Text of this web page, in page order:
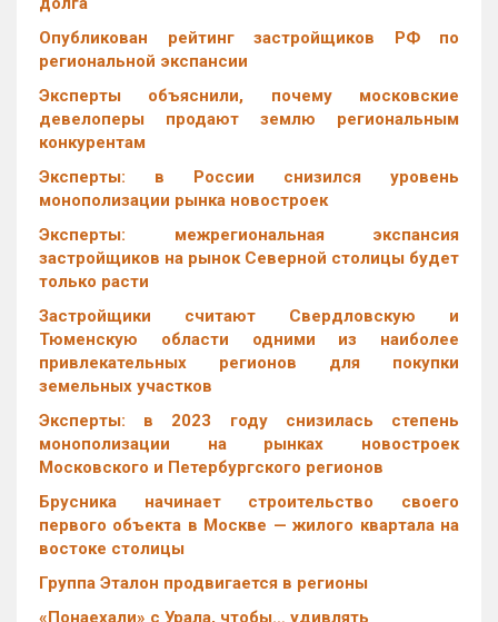
Опубликован рейтинг застройщиков РФ по
региональной экспансии
Эксперты объяснили, почему московские
девелоперы продают землю региональным
конкурентам
Эксперты: в России снизился уровень
монополизации рынка новостроек
Эксперты: межрегиональная экспансия
застройщиков на рынок Северной столицы будет
только расти
Застройщики считают Свердловскую и
Тюменскую области одними из наиболее
привлекательных регионов для покупки
земельных участков
Эксперты: в 2023 году снизилась степень
монополизации на рынках новостроек
Московского и Петербургского регионов
Брусника начинает строительство своего
первого объекта в Москве — жилого квартала на
востоке столицы
Группа Эталон продвигается в регионы